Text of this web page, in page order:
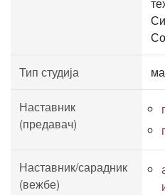
Тип студија
Наставник
(предавач)
Наставник/сарадник
(вежбе)